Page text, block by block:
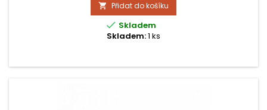
 Přidat do košíku
 Skladem
Skladem:1 ks